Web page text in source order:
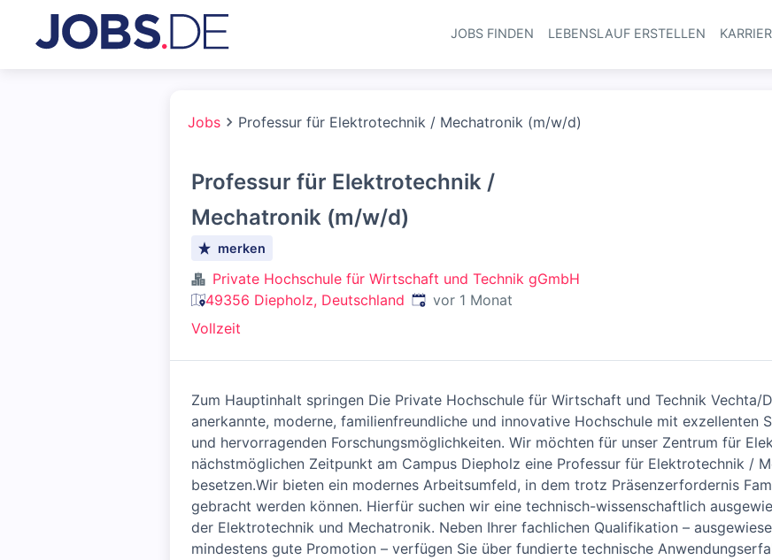
Haupt-
JOBS FINDEN LEBENSLAUF ERSTELLEN
Jobs Professur für Elektrotechnik / Mechatronik (m/w/d)
Professur für Elektrotechnik /
Mechatronik (m/w/d)
merken
Private Hochschule für Wirtschaft und Technik gGmbH
49356 Diepholz, Deutschland Veröffentlicht:
vor 1 Monat
Vollzeit
Zum Hauptinhalt springen Die Private Hochschule für Wirtschaft und Technik Vechta/
anerkannte, moderne, familienfreundliche und innovative Hochschule mit exzellenten
und hervorragenden Forschungsmöglichkeiten. Wir möchten für unser Zentrum für
nächstmöglichen Zeitpunkt am Campus Diepholz eine Professur für Elektrotechnik /
besetzen.Wir bieten ein modernes Arbeitsumfeld, in dem trotz Präsenzerfordernis
gebracht werden können. Hierfür suchen wir eine technisch-wissenschaftlich
der Elektrotechnik und Mechatronik. Neben Ihrer fachlichen Qualifikation –
mindestens gute Promotion – verfügen Sie über fundierte technische